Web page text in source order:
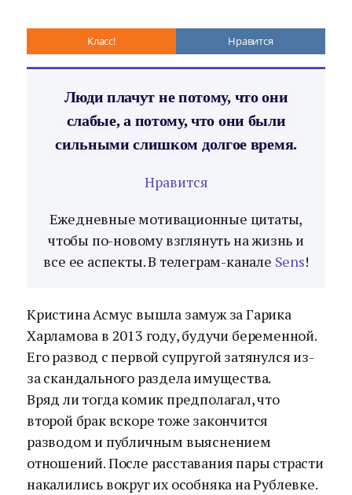
Класс! Нравится
Люди плачут не потому, что они
слабые, а потому, что они были
сильными слишком долгое время.
Нравится
Ежедневные мотивационные цитаты,
чтобы по-новому взглянуть на жизнь и
все ее аспекты. В телеграм-канале Sens!
Кристина Асмус вышла замуж за Гарика
Харламова в 2013 году, будучи беременной.
Его развод с первой супругой затянулся из-
за скандального раздела имущества.
Вряд ли тогда комик предполагал, что
второй брак вскоре тоже закончится
разводом и публичным выяснением
отношений. После расставания пары страсти
накалились вокруг их особняка на Рублевке.